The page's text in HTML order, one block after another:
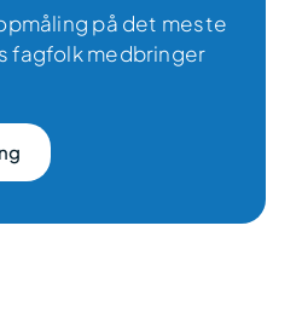
på det meste
fagfolk medbringer